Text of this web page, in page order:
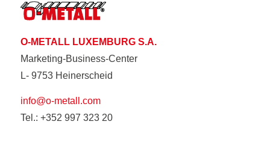
O-METALL LUXEMBURG S.A.
Marketing-Business-Center
L- 9753 Heinerscheid
info@o-metall.com
Tel.: +352 997 323 20